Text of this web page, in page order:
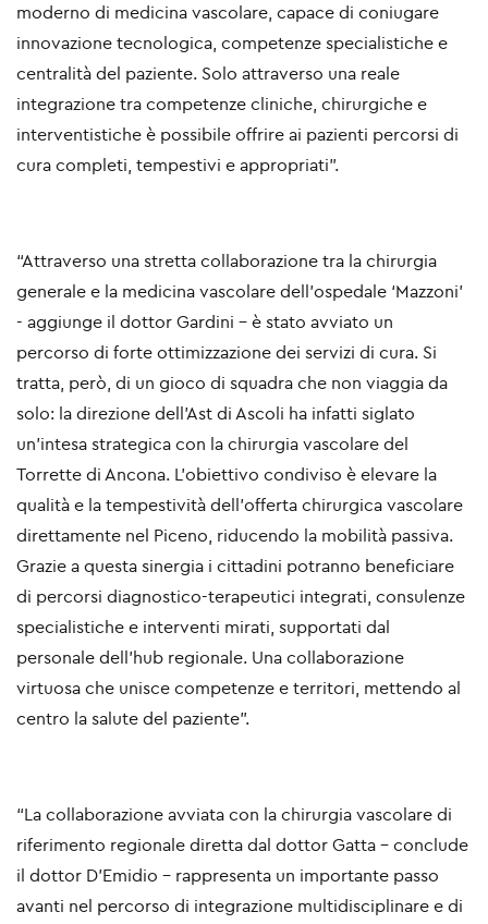
moderno di medicina vascolare, capace di coniugare
innovazione tecnologica, competenze specialistiche e
centralità del paziente. Solo attraverso una reale
integrazione tra competenze cliniche, chirurgiche e
interventistiche è possibile offrire ai pazienti percorsi di
cura completi, tempestivi e appropriati”.
“Attraverso una stretta collaborazione tra la chirurgia
generale e la medicina vascolare dell’ospedale ‘Mazzoni’
- aggiunge il dottor Gardini - è stato avviato un
percorso di forte ottimizzazione dei servizi di cura. Si
tratta, però, di un gioco di squadra che non viaggia da
solo: la direzione dell’Ast di Ascoli ha infatti siglato
un’intesa strategica con la chirurgia vascolare del
Torrette di Ancona. L’obiettivo condiviso è elevare la
qualità e la tempestività dell’offerta chirurgica vascolare
direttamente nel Piceno, riducendo la mobilità passiva.
Grazie a questa sinergia i cittadini potranno beneficiare
di percorsi diagnostico-terapeutici integrati, consulenze
specialistiche e interventi mirati, supportati dal
personale dell’hub regionale. Una collaborazione
virtuosa che unisce competenze e territori, mettendo al
centro la salute del paziente”.
“La collaborazione avviata con la chirurgia vascolare di
riferimento regionale diretta dal dottor Gatta – conclude
il dottor D’Emidio - rappresenta un importante passo
avanti nel percorso di integrazione multidisciplinare e di